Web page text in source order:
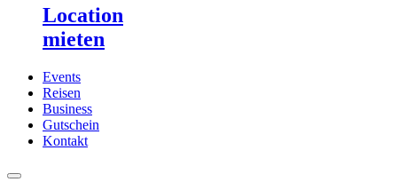
Location
mieten
Events
Reisen
Business
Gutschein
Kontakt